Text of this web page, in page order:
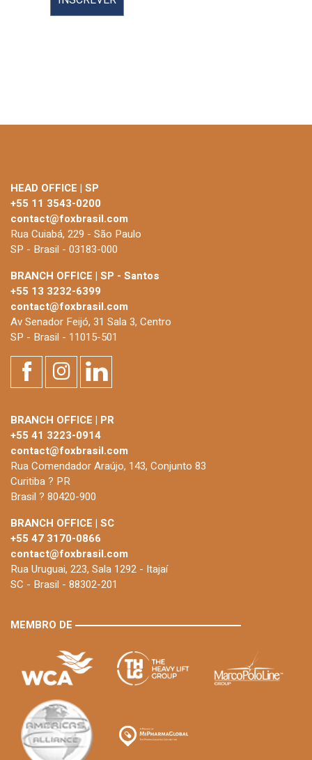
HEAD OFFICE | SP
+55 11 3543-0200
contact@foxbrasil.com
Rua Cuiabá, 229 - São Paulo
SP - Brasil - 03183-000
BRANCH OFFICE | SP - Santos
+55 13 3232-6399
contact@foxbrasil.com
Av Senador Feijó, 31 Sala 3, Centro
SP - Brasil - 11015-501
BRANCH OFFICE | PR
+55 41 3223-0914
contact@foxbrasil.com
Rua Comendador Araújo, 143, Conjunto 83
Curitiba ? PR
Brasil ? 80420-900
BRANCH OFFICE | SC
+55 47 3170-0866
contact@foxbrasil.com
Rua Uruguai, 223, Sala 1292 - Itajaí
SC - Brasil - 88302-201
MEMBRO DE